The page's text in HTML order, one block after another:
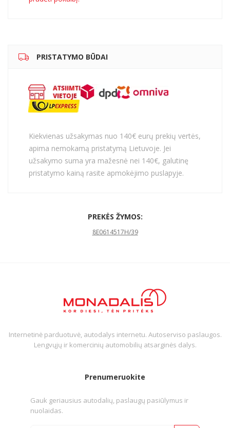
PRISTATYMO BŪDAI
Kiekvienas užsakymas nuo 140€ eurų prekių vertės,
apima nemokamą pristatymą Lietuvoje. Jei
užsakymo suma yra mažesnė nei 140€, galutinę
pristatymo kainą rasite apmokėjimo puslapyje.
PREKĖS ŽYMOS:
8E0614517H/39
Internetinė parduotuvė, autodalys internetu. Autoserviso paslaugos.
Lengvųjų ir komercinių automobilių atsarginės dalys.
Prenumeruokite
Gauk geriausius autodalių, paslaugų pasiūlymus ir
nuolaidas.